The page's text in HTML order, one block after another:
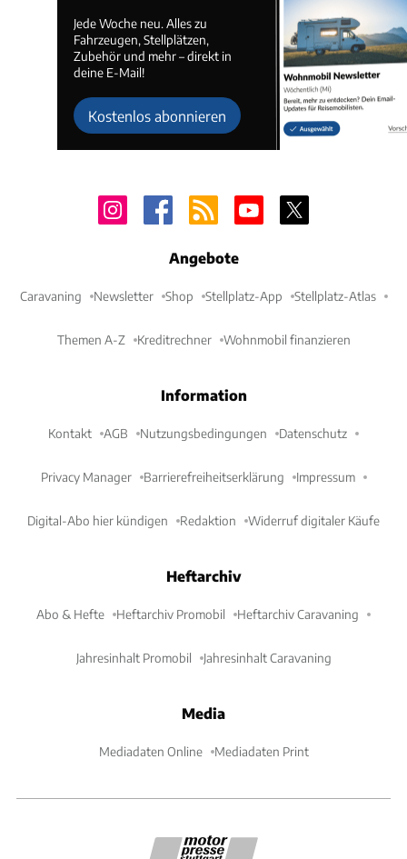
Jede Woche neu. Alles zu
Fahrzeugen, Stellplätzen,
Zubehör und mehr – direkt in
deine E-Mail!
Kostenlos abonnieren
Angebote
Caravaning Newsletter Shop Stellplatz-App Stellplatz-Atlas
Themen A-Z Kreditrechner Wohnmobil finanzieren
Information
Kontakt AGB Nutzungsbedingungen Datenschutz
Privacy Manager Barrierefreiheitserklärung Impressum
Digital-Abo hier kündigen Redaktion Widerruf digitaler Käufe
Heftarchiv
Abo & Hefte Heftarchiv Promobil Heftarchiv Caravaning
Jahresinhalt Promobil Jahresinhalt Caravaning
Media
Mediadaten Online Mediadaten Print